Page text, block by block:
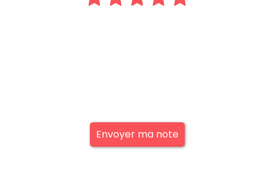
Envoyer ma note